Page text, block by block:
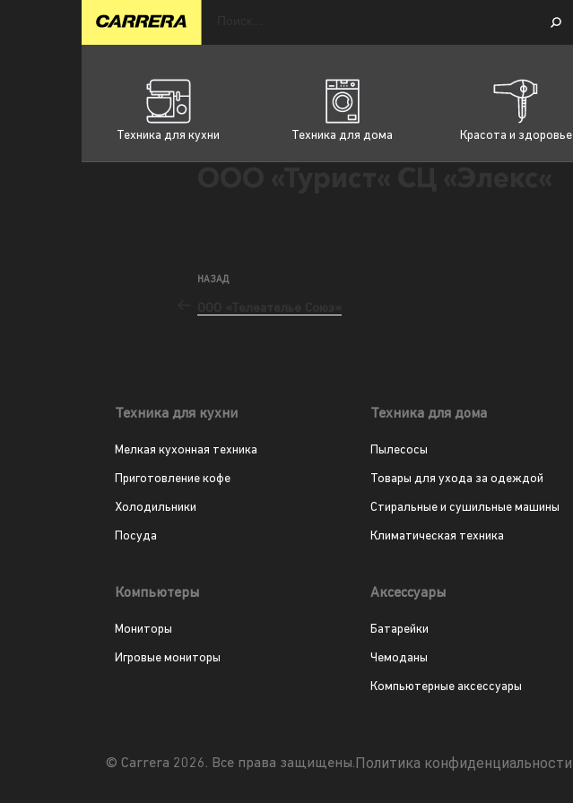
Техника для кухни Техника для дома Красота и здоровье
НАЗАД
Техника для кухни
Мелкая кухонная техника
Приготовление кофе
Холодильники
Посуда
Техника для дома
Пылесосы
Товары для ухода за одеждой
Стиральные и сушильные машины
Климатическая техника
Компьютеры
Мониторы
Игровые мониторы
Аксессуары
Батарейки
Чемоданы
Компьютерные аксессуары
© Carrera 2026. Все права защищены.Политика конфиденциальности